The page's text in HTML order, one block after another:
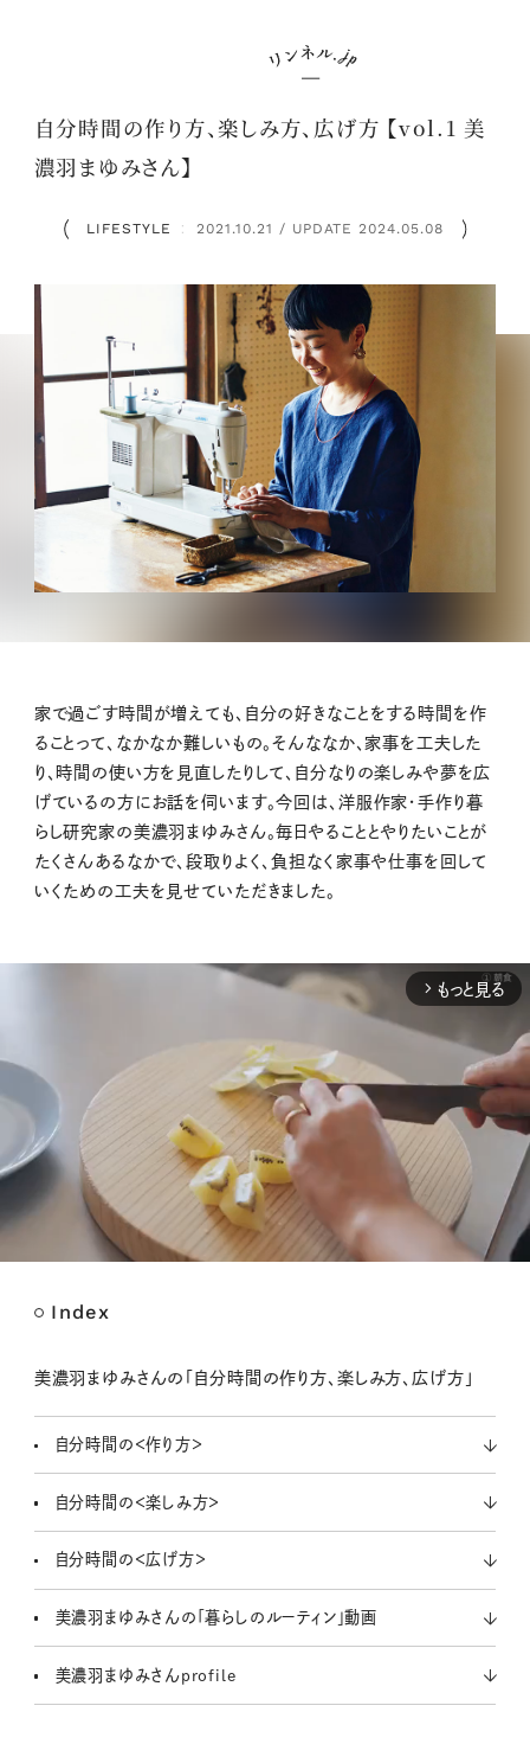
自分時間の作り方、楽しみ方、広げ方 【vol.1 美
濃羽まゆみさん】
LIFESTYLE ： 2021.10.21 / UPDATE 2024.05.08
家で過ごす時間が増えても、自分の好きなことをする時間を作
ることって、なかなか難しいもの。そんななか、家事を工夫した
り、時間の使い方を見直したりして、自分なりの楽しみや夢を広
げているの方にお話を伺います。今回は、洋服作家・手作り暮
らし研究家の美濃羽まゆみさん。毎日やることとやりたいことが
たくさんあるなかで、段取りよく、負担なく家事や仕事を回して
いくための工夫を見せていただきました。
arrow_forward_ios もっと見る
t
Index
美濃羽まゆみさんの「自分時間の作り方、楽しみ方、広げ方」
自分時間の＜作り方＞
自分時間の＜楽しみ方＞
自分時間の＜広げ方＞
美濃羽まゆみさんの「暮らしのルーティン」動画
美濃羽まゆみさんprofile